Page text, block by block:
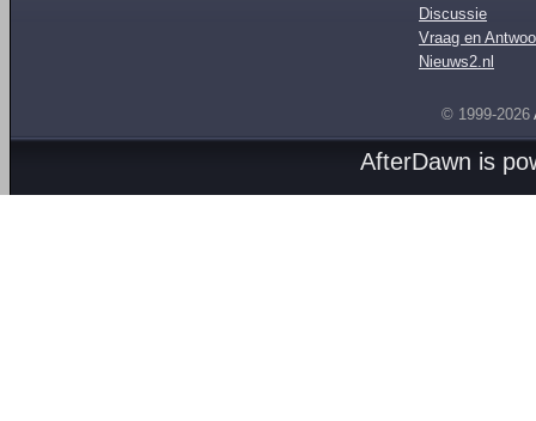
Discussie
Vraag en
Nieuws2.nl
© 1999-2026
AfterDawn is